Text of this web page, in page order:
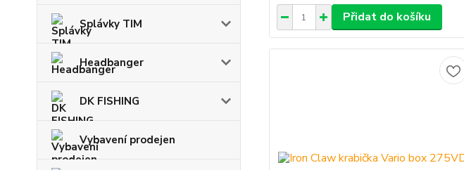
Splávky TIM
Headbanger
DK FISHING
Vybavení prodejen
Přidat do košíku